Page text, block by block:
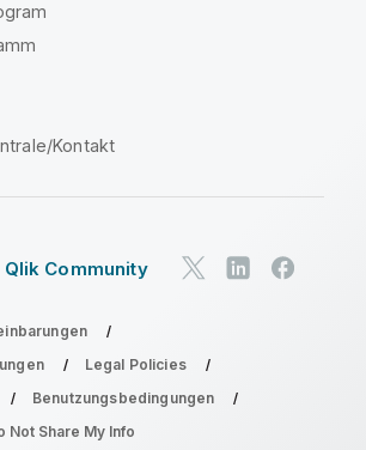
Kontakt
Qlik Community
Legal Policies
Benutzungsbedingungen
Not Share My Info